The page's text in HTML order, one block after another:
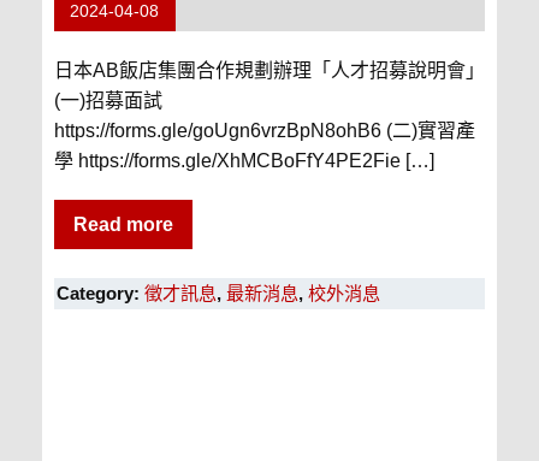
2024-04-08
日本AB飯店集團合作規劃辦理「人才招募說明會」
(一)招募面試
https://forms.gle/goUgn6vrzBpN8ohB6 (二)實習產
學 https://forms.gle/XhMCBoFfY4PE2Fie […]
Read more
Category: 徵才訊息, 最新消息, 校外消息